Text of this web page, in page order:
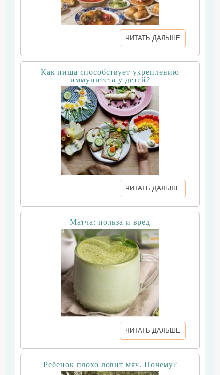
ЧИТАТЬ ДАЛЬШЕ
Как пища способствует укреплению
иммунитета у детей?
ЧИТАТЬ ДАЛЬШЕ
Матча: польза и вред
ЧИТАТЬ ДАЛЬШЕ
Ребенок плохо ловит мяч. Почему?